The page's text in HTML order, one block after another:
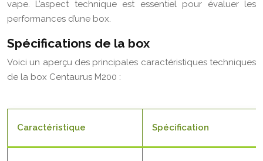
vape. L’aspect technique est essentiel pour évaluer les
performances d’une box.
Spécifications de la box
Voici un aperçu des principales caractéristiques techniques
de la box Centaurus M200 :
Caractéristique Spécification